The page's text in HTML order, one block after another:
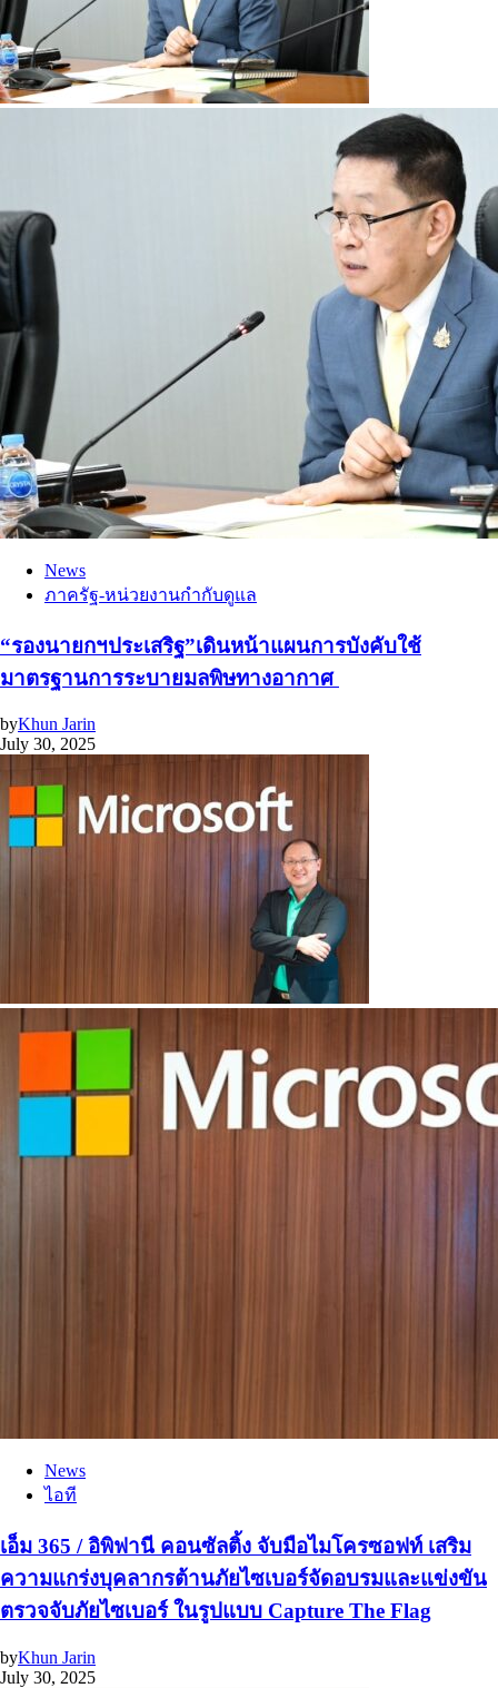
News
ภาครัฐ-หน่วยงานกำกับดูแล
“รองนายกฯประเสริฐ”เดินหน้าแผนการบังคับใช้
มาตรฐานการระบายมลพิษทางอากาศ
byKhun Jarin
July 30, 2025
News
ไอที
เอ็ม 365 / อิพิฟานี คอนซัลติ้ง จับมือไมโครซอฟท์ เสริม
ความแกร่งบุคลากรต้านภัยไซเบอร์จัดอบรมและแข่งขัน
ตรวจจับภัยไซเบอร์ ในรูปแบบ Capture The Flag
byKhun Jarin
July 30, 2025